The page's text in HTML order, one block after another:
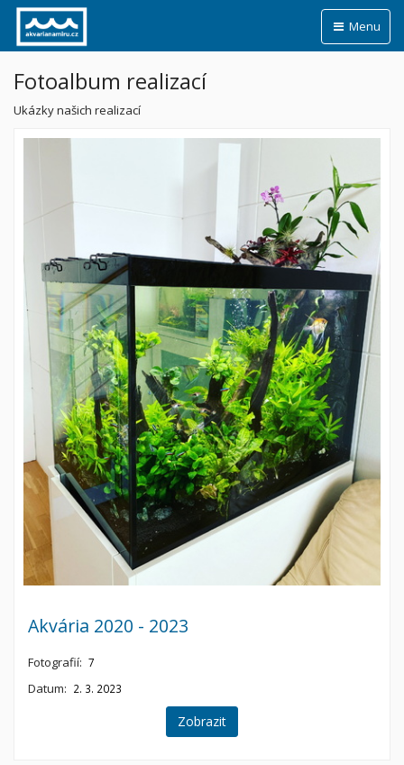
Menu
Fotoalbum realizací
Ukázky našich realizací
Akvária 2020 - 2023
Fotografií: 7
Datum: 2. 3. 2023
Zobrazit